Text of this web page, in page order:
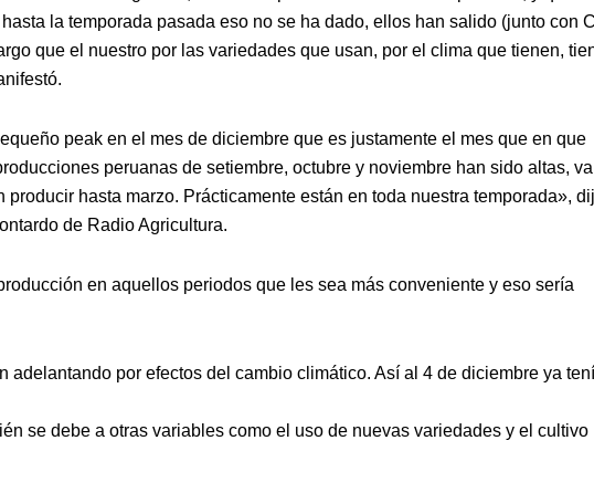
la temporada pasada eso no se ha dado, ellos han salido (junto con
que el nuestro por las variedades que usan, por el clima que tienen,
peak en el mes de diciembre que es justamente el mes que en que
peruanas de setiembre, octubre y noviembre han sido altas,
hasta marzo. Prácticamente están en toda nuestra temporada»,
de Radio Agricultura.
en aquellos periodos que les sea más conveniente y eso sería
adelantando por efectos del cambio climático. Así al 4 de diciembre ya
se debe a otras variables como el uso de nuevas variedades y el cultivo